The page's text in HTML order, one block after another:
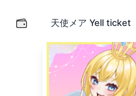
天使メア Yell ticket